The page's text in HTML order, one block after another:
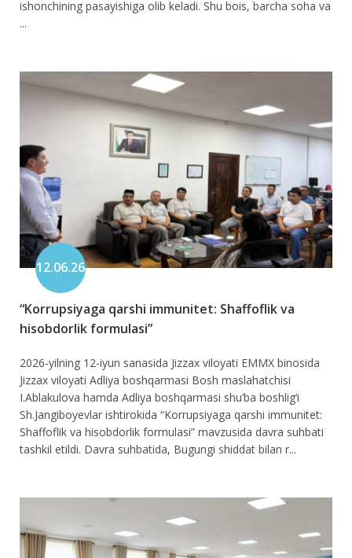
ishonchining pasayishiga olib keladi. Shu bois, barcha soha va
...
12.06.26
“Korrupsiyaga qarshi immunitet: Shaffoflik va
hisobdorlik formulasi”
2026-yilning 12-iyun sanasida Jizzax viloyati EMMX binosida
Jizzax viloyati Adliya boshqarmasi Bosh maslahatchisi
I.Ablakulova hamda Adliya boshqarmasi shu’ba boshlig‘i
Sh.Jangiboyevlar ishtirokida “Korrupsiyaga qarshi immunitet:
Shaffoflik va hisobdorlik formulasi” mavzusida davra suhbati
tashkil etildi. Davra suhbatida, Bugungi shiddat bilan r...